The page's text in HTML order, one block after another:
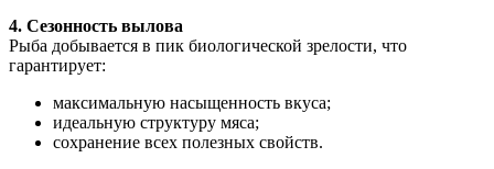
4. Сезонность вылова
Рыба добывается в пик биологической зрелости, что
гарантирует:
максимальную насыщенность вкуса;
идеальную структуру мяса;
сохранение всех полезных свойств.